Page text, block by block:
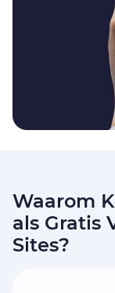
Waarom
als Gratis
Sites?